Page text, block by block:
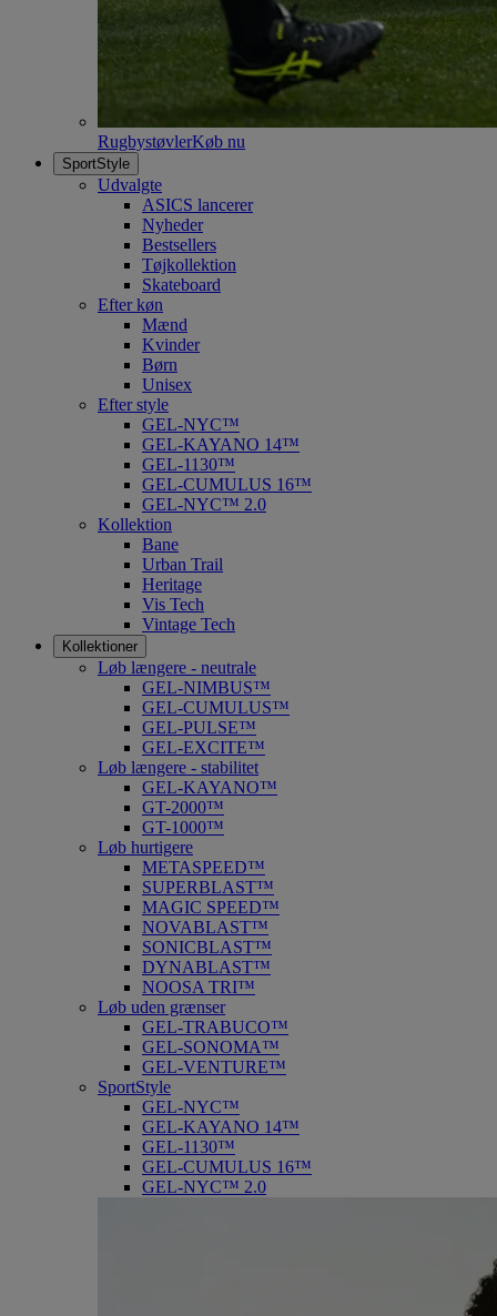
RugbystøvlerKøb nu
SportStyle
Udvalgte
ASICS lancerer
Nyheder
Bestsellers
Tøjkollektion
Skateboard
Efter køn
Mænd
Kvinder
Børn
Unisex
Efter style
GEL-NYC™
GEL-KAYANO 14™
GEL-1130™
GEL-CUMULUS 16™
GEL-NYC™ 2.0
Kollektion
Bane
Urban Trail
Heritage
Vis Tech
Vintage Tech
Kollektioner
Løb længere - neutrale
GEL-NIMBUS™
GEL-CUMULUS™
GEL-PULSE™
GEL-EXCITE™
Løb længere - stabilitet
GEL-KAYANO™
GT-2000™
GT-1000™
Løb hurtigere
METASPEED™
SUPERBLAST™
MAGIC SPEED™
NOVABLAST™
SONICBLAST™
DYNABLAST™
NOOSA TRI™
Løb uden grænser
GEL-TRABUCO™
GEL-SONOMA™
GEL-VENTURE™
SportStyle
GEL-NYC™
GEL-KAYANO 14™
GEL-1130™
GEL-CUMULUS 16™
GEL-NYC™ 2.0